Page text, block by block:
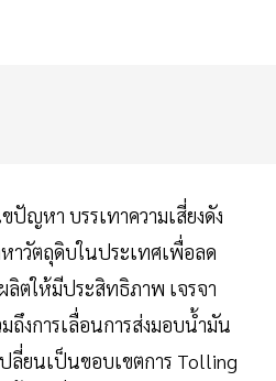
ญหา บรรเทาความเสี่ยงดัง
าวัตถุดิบในประเทศเพื่อลด
ตให้มีประสิทธิภาพ เจรจา
งการเลื่อนการส่งมอบน้ำมัน
ปลี่ยนเป็นขอบเขตการ Tolling